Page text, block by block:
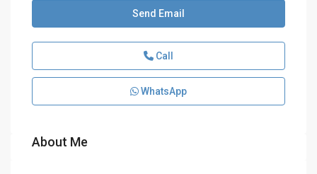
Send Email
Call
WhatsApp
About Me